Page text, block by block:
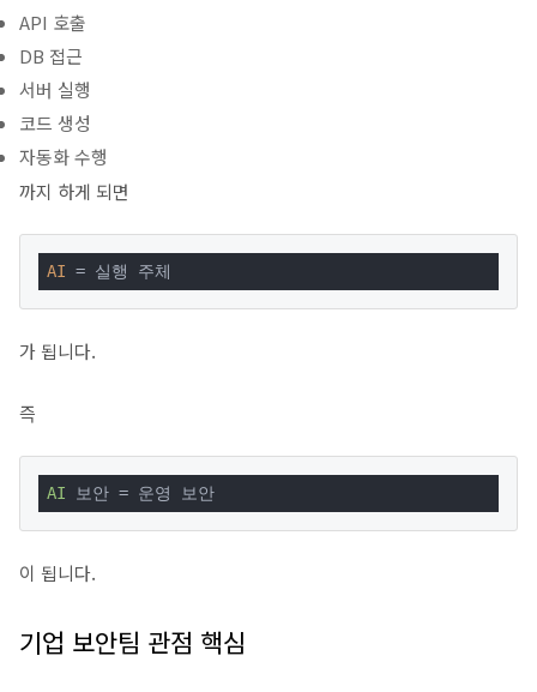
API 호출
DB 접근
서버 실행
코드 생성
자동화 수행
까지 하게 되면
AI = 실행 주체
가 됩니다.
즉
AI 보안 = 운영 보안
이 됩니다.
기업 보안팀 관점 핵심